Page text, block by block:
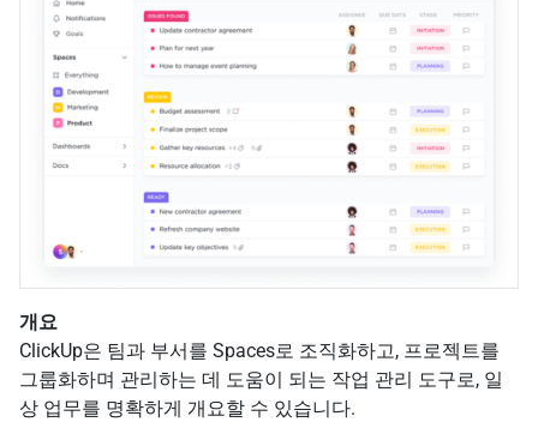
개요
ClickUp은 팀과 부서를 Spaces로 조직화하고, 프로젝트를
그룹화하며 관리하는 데 도움이 되는 작업 관리 도구로, 일
상 업무를 명확하게 개요할 수 있습니다.